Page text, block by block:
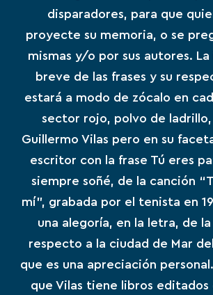
disparadores, para que
proyecte su memoria, o se
mismas y/o por sus autores.
breve de las frases y su
estará a modo de zócalo en
sector rojo, polvo de ladrillo,
Guillermo Vilas pero en su
escritor con la frase Tú eres
siempre soñé, de la canción “
mí”, grabada por el
tenista en
una alegoría, en la letra, de
respecto a la ciudad de Mar
que es una apreciación
que Vilas tiene libros editados